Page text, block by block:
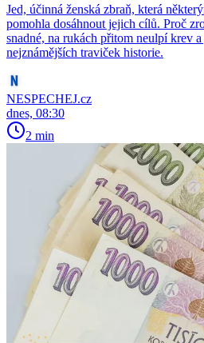
Jed, účinná ženská zbraň, která
pomohla dosáhnout jejich cílů. Proč
snadné, na rukách přitom neulpí krev
nejznámějších traviček historie.
NESPECHEJ.cz
dnes, 08:30
2 min